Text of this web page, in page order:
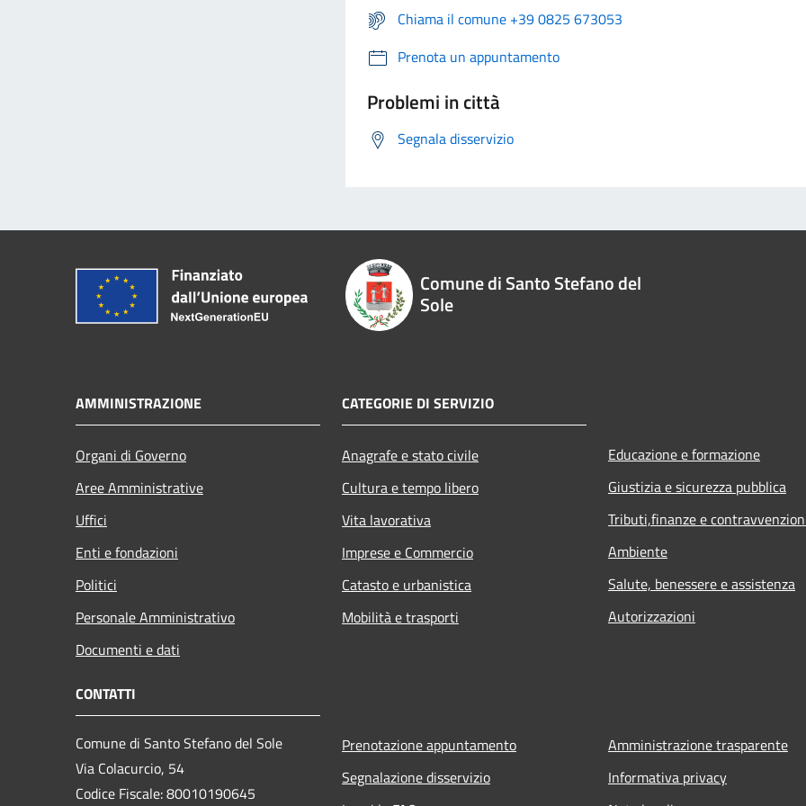
Chiama il comune +39 0825 673053
Prenota un appuntamento
Problemi in città
Segnala disservizio
Comune di Santo Stefano del
Sole
AMMINISTRAZIONE
Organi di Governo
Aree Amministrative
Uffici
Enti e fondazioni
Politici
Personale Amministrativo
Documenti e dati
CATEGORIE DI SERVIZIO
Anagrafe e stato civile
Cultura e tempo libero
Vita lavorativa
Imprese e Commercio
Catasto e urbanistica
Mobilità e trasporti
Educazione e formazione
Giustizia e sicurezza pubblica
Tributi,finanze e
Ambiente
Salute, benessere e assistenza
Autorizzazioni
CONTATTI
Comune di Santo Stefano del Sole
Via Colacurcio, 54
Codice Fiscale: 80010190645
Prenotazione appuntamento
Segnalazione disservizio
Amministrazione trasparente
Informativa privacy